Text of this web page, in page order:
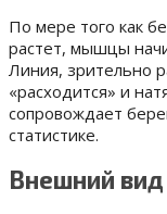
По мере того как
растет, мышцы
Линия, зрительно
«расходится» и
сопровождает
статистике.
Внешний вид